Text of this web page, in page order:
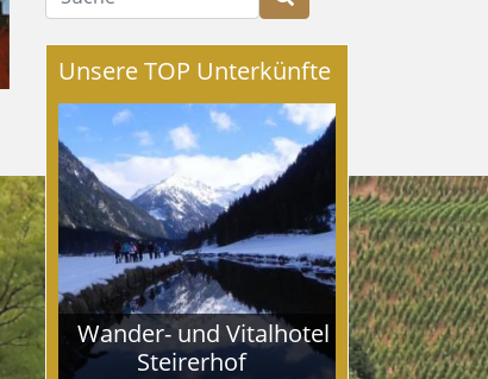
Unsere TOP Unterkünfte
Wander- und Vitalhotel
Steirerhof